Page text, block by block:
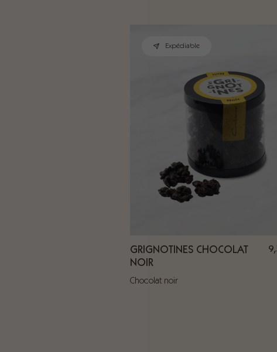
Expédiable
GRIGNOTINES CHOCOLAT
NOIR
Chocolat noir